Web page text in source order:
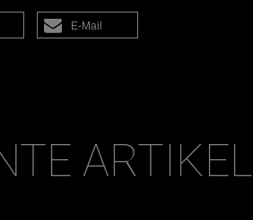
E-Mail
ARTIKEL